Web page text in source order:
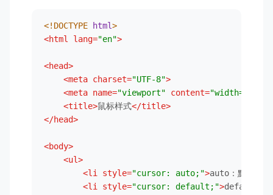
<!DOCTYPE html>
<html lang="en">
<head>
<meta charset="UTF-8">
<meta name="viewport" content=
<title>鼠标样式</title>
</head>
<body>
<ul>
<li style="cursor: auto;">auto：默认值，
<li style="cursor: default;">default：